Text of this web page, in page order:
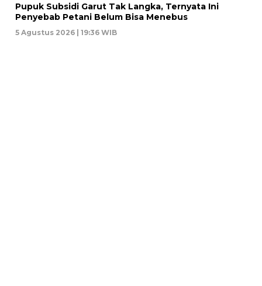
Pupuk Subsidi Garut Tak Langka, Ternyata Ini
Penyebab Petani Belum Bisa Menebus
5 Agustus 2026 | 19:36 WIB